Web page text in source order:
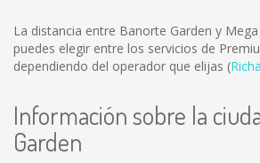
La distancia entre Banorte Garden y
puedes elegir entre los servicios de
dependiendo del operador que elijas (
Información sobre la
Garden